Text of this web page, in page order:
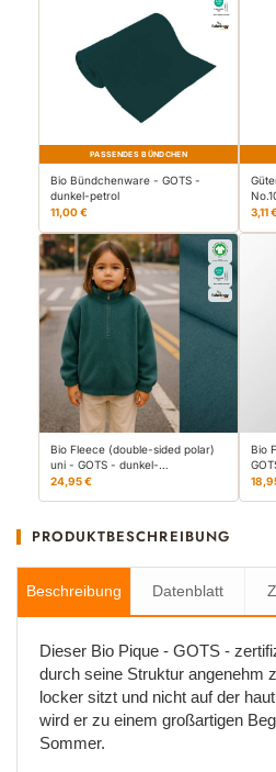
PASSENDES BÜNDCHEN
Bio Bündchenware - GOTS -
dunkel-petrol
11,00 €
3,11
Bio Fleece (double-sided polar)
uni - GOTS - dunkel-…
24,95 €
Bio
PRODUKTBESCHREIBUNG
Beschreibung Datenblatt
Dieser Bio Pique - GOTS -
durch seine Struktur angenehm
locker sitzt und nicht auf der
wird er zu einem großartigen
Sommer.